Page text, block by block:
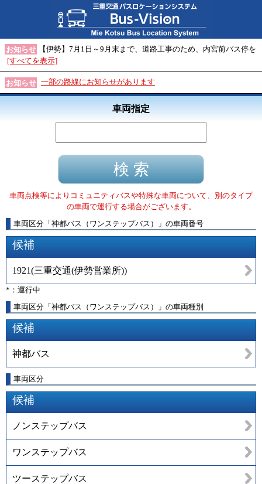
お知らせ
【伊勢】7月1日～9月末まで、道路工事のため、内宮前バス停を
[すべてを表示]
お知らせ 一部の路線にお知らせがあります
車両指定
車両点検等によりコミュニティバスや特殊な車両について、別のタイプ
の車両で運行する場合がございます。
車両区分 「 神都バス（ワンステップバス） 」 の車両番号
候補
1921(三重交通(伊勢営業所))
*：運行中
車両区分「神都バス（ワンステップバス）」の車両種別
候補
神都バス
車両区分
候補
ノンステップバス
ワンステップバス
ツーステップバス